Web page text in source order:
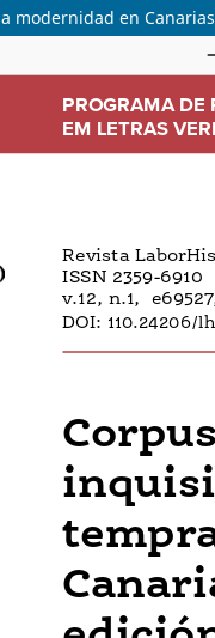
modernidad en Canarias